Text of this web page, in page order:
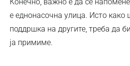
е еднонасочна улица. Исто како
поддршка на другите, треба да
ја примиме.